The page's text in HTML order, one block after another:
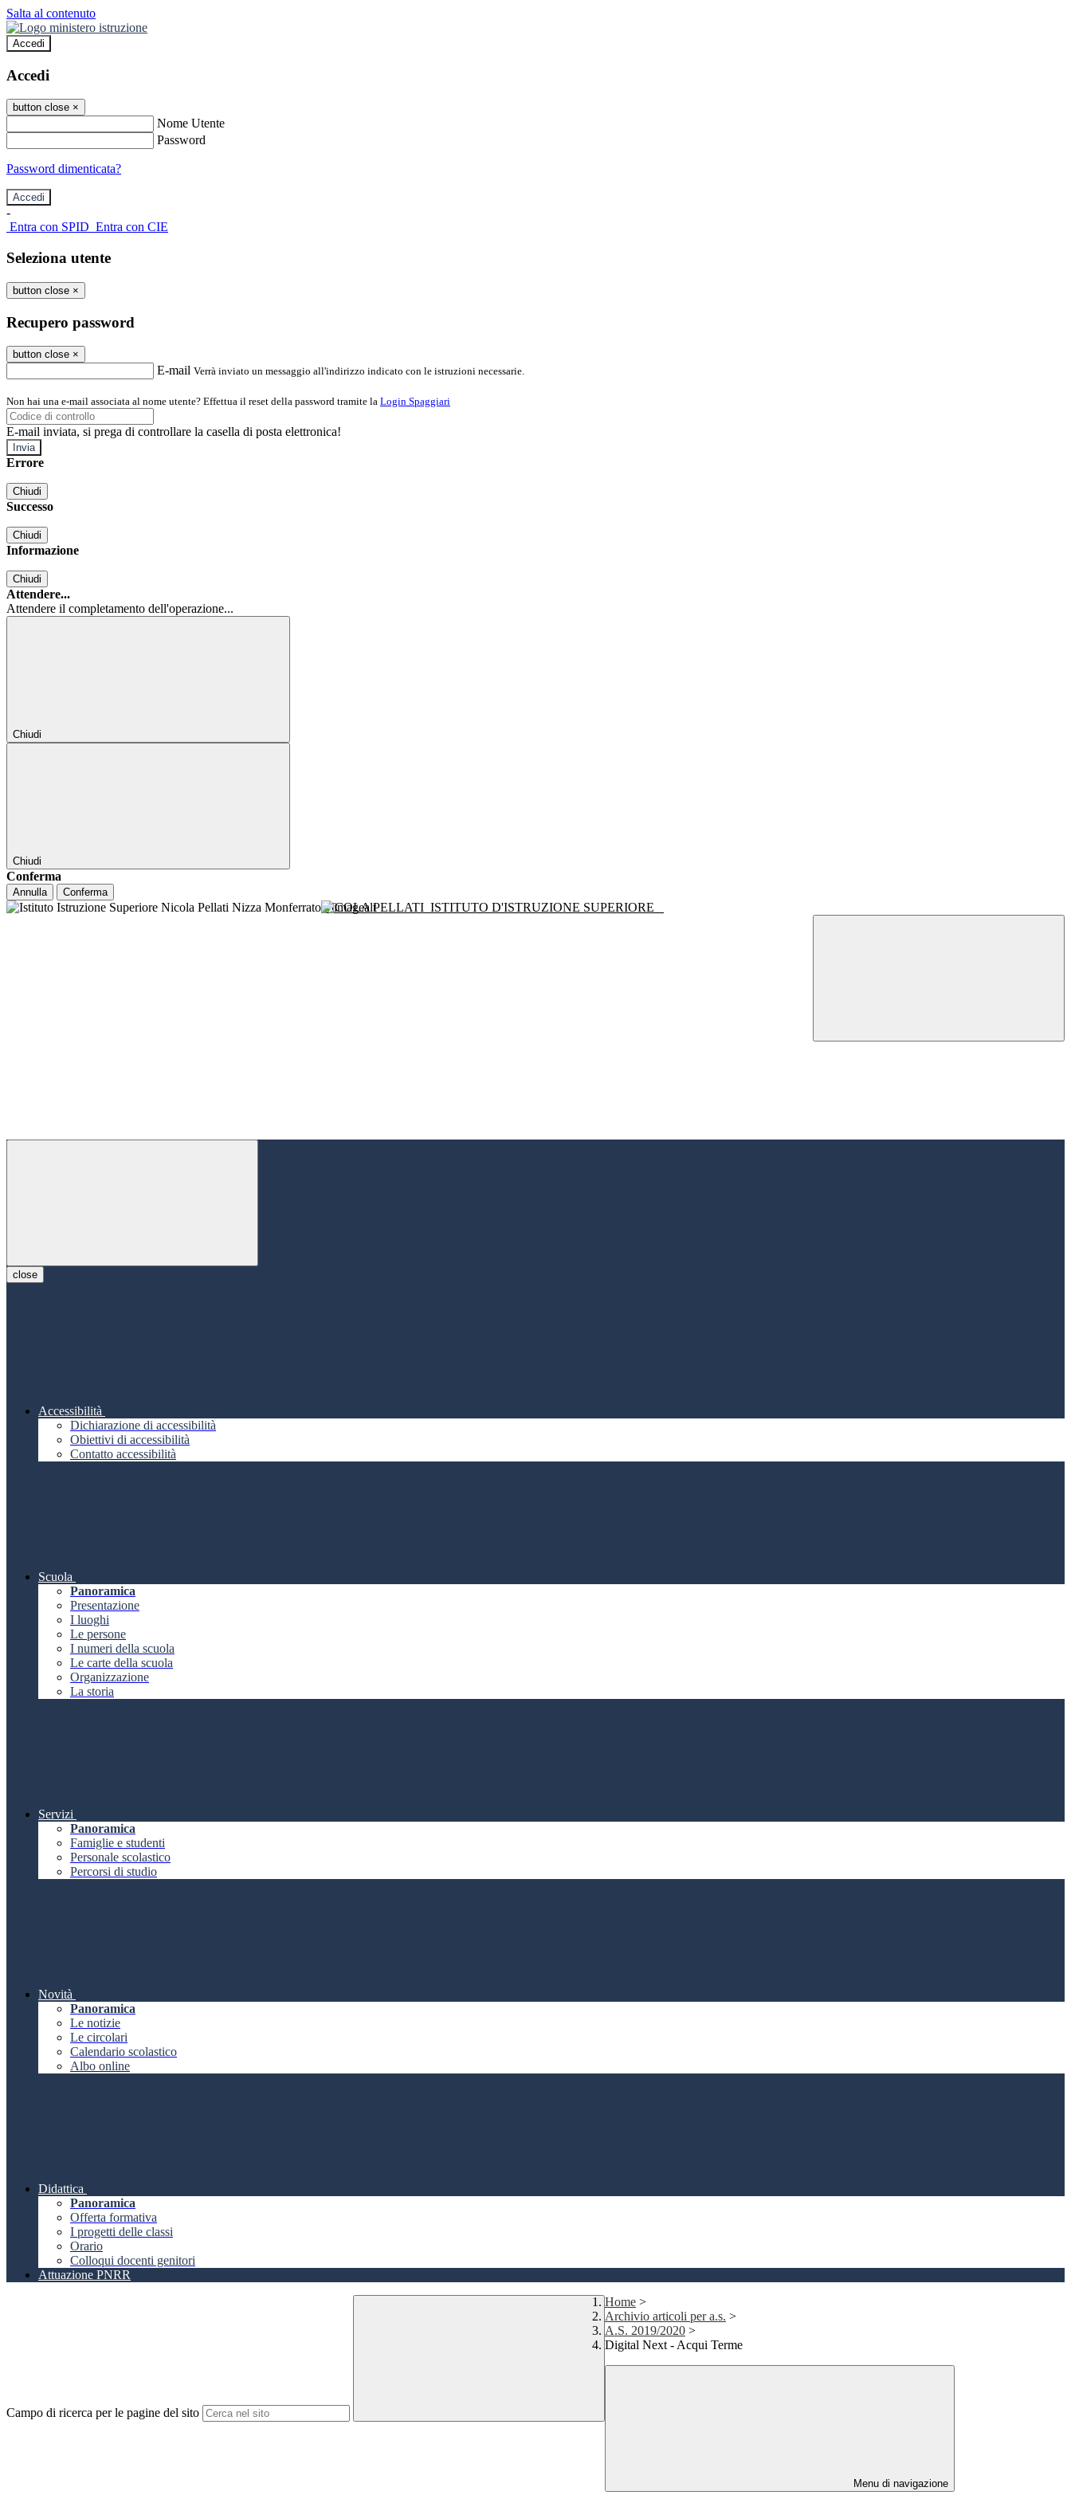
Salta al contenuto
Accedi
Accedi
button close ×
Nome Utente
Password
Password dimenticata?
-
Entra con SPID Entra con CIE
Seleziona utente
button close ×
Recupero password
button close ×
E-mail Verrà inviato un messaggio all'indirizzo indicato con le istruzioni necessarie.
Non hai una e-mail associata al nome utente? Effettua il reset della password tramite la Login Spaggiari
E-mail inviata, si prega di controllare la casella di posta elettronica!
Errore
Chiudi
Successo
Chiudi
Informazione
Chiudi
Attendere...
Attendere il completamento dell'operazione...
Chiudi
Chiudi
Conferma
Annulla Conferma
NICOLA PELLATI ISTITUTO D'ISTRUZIONE SUPERIORE
close
Accessibilità
Dichiarazione di accessibilità
Obiettivi di accessibilità
Contatto accessibilità
Scuola
Panoramica
Presentazione
I luoghi
Le persone
I numeri della scuola
Le carte della scuola
Organizzazione
La storia
Servizi
Panoramica
Famiglie e studenti
Personale scolastico
Percorsi di studio
Novità
Panoramica
Le notizie
Le circolari
Calendario scolastico
Albo online
Didattica
Panoramica
Offerta formativa
I progetti delle classi
Orario
Colloqui docenti genitori
Attuazione PNRR
Campo di ricerca per le pagine del sito
Home >
Archivio articoli per a.s. >
A.S. 2019/2020 >
Digital Next - Acqui Terme
Menu di navigazione